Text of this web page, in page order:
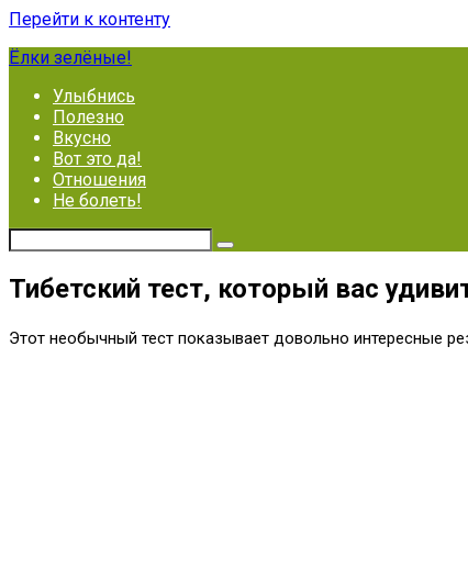
Перейти к контенту
Ёлки зелёные!
Улыбнись
Полезно
Вкусно
Вот это да!
Отношения
Не болеть!
Тибетский тест, который вас
Этот необычный тест показывает довольно интересные